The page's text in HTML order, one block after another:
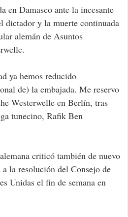
en Damasco ante la incesante
dictador y la muerte continuada
alemán de Asuntos
ya hemos reducido
de) la embajada. Me reservo
Westerwelle en Berlín, tras
tunecino, Rafik Ben
criticó también de nuevo
la resolución del Consejo de
Unidas el fin de semana en